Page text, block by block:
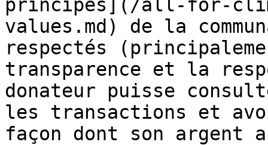
principes](/all-for-
values.md) de la
respectés
transparence et la
donateur puisse
les transactions et
façon dont son argent